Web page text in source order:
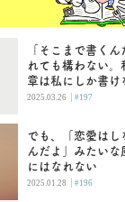
「そこまで書く
れても構わない。
章は私にしか書け
2025.03.26 | #197
でも、「恋愛はし
んだよ」みたいな
にはなれない
2025.01.28 | #196